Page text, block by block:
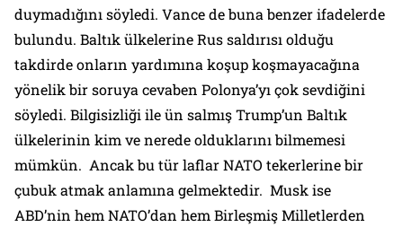
duymadığını söyledi. Vance de buna benzer ifadelerde
bulundu. Baltık ülkelerine Rus saldırısı olduğu
takdirde onların yardımına koşup koşmayacağına
yönelik bir soruya cevaben Polonya’yı çok sevdiğini
söyledi. Bilgisizliği ile ün salmış Trump’un Baltık
ülkelerinin kim ve nerede olduklarını bilmemesi
mümkün. Ancak bu tür laflar NATO tekerlerine bir
çubuk atmak anlamına gelmektedir. Musk ise
ABD’nin hem NATO’dan hem Birleşmiş Milletlerden